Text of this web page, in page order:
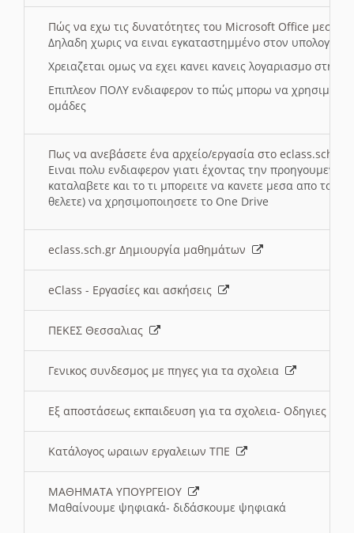
Πώς να εχω τις δυνατότητες του Microsoft Office μεσω
Δηλαδη χωρις να ειναι εγκαταστημμένο στον
Χρειαζεται ομως να εχει κανει κανεις λογαριασμο στη
Επιπλεον ΠΟΛΥ ενδιαφερον το πώς μπορω να
ομάδες
Πως να ανεβάσετε ένα αρχείο/εργασία στο eclass.sch.gr
Ειναι πολυ ενδιαφερον γιατι έχοντας την
καταλαβετε και το τι μπορειτε να κανετε μεσα απο το
θελετε) να χρησιμοποιησετε το One Drive
eclass.sch.gr Δημιουργία μαθημάτων
eClass - Εργασίες και ασκήσεις
ΠΕΚΕΣ Θεσσαλιας
Γενικος συνδεσμος με πηγες για τα σχολεια
Εξ αποστάσεως εκπαιδευση για τα σχολεια- Οδηγιες
Κατάλογος ωραιων εργαλειων ΤΠΕ
ΜΑΘΗΜΑΤΑ ΥΠΟΥΡΓΕΙΟΥ
Μαθαίνουμε ψηφιακά- διδάσκουμε ψηφιακά